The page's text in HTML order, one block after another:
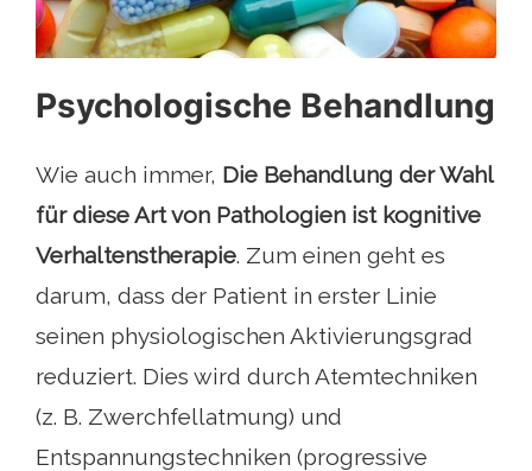
Psychologische Behandlung
Wie auch immer, Die Behandlung der Wahl
für diese Art von Pathologien ist kognitive
Verhaltenstherapie. Zum einen geht es
darum, dass der Patient in erster Linie
seinen physiologischen Aktivierungsgrad
reduziert. Dies wird durch Atemtechniken
(z. B. Zwerchfellatmung) und
Entspannungstechniken (progressive